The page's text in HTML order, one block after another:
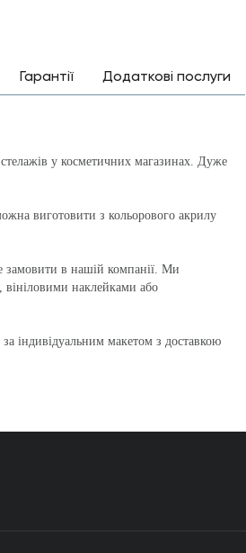
Гарантії Додаткові послуги
у косметичних магазинах. Дуже
виготовити з кольорового акрилу
замовити в нашій компанії. Ми
наклейками або
індивідуальним макетом з доставкою